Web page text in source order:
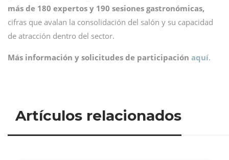
más de 180 expertos y 190 sesiones gastronómicas,
cifras que avalan la consolidación del salón y su capacidad
de atracción dentro del sector.
Más información y solicitudes de participación aquí.
Artículos relacionados